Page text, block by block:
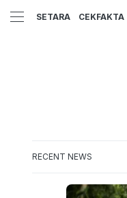
SETARA CEKFAKTA
RECENT NEWS